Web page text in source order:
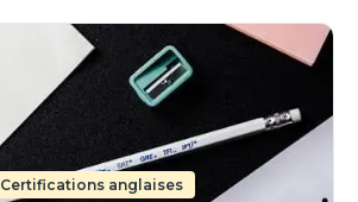
Certifications anglaises